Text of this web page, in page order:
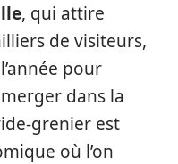
, qui attire
de visiteurs,
pour
dans la
grenier est
où l’on